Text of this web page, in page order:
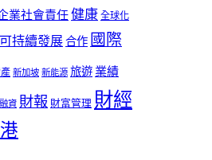
業社會責任健康全球化
可持續發展合作國際
新加坡新能源旅遊業績
融資 財報 財富管理 財經